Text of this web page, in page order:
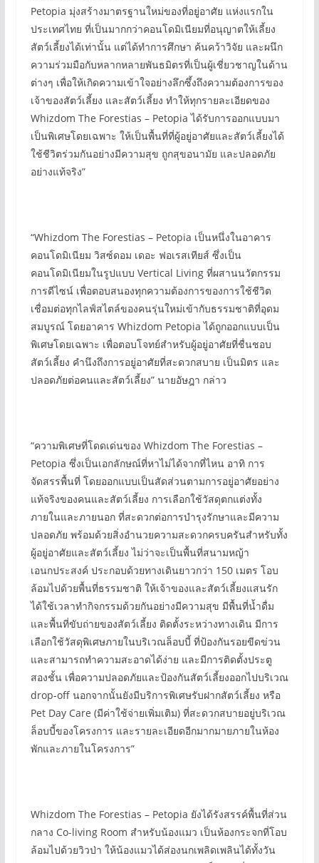
Petopia มุ่งสร้างมาตรฐานใหม่ของที่อยู่อาศัย แห่งแรกใน
ประเทศไทย ที่เป็นมากกว่าคอนโดมิเนียมที่อนุญาตให้เลี้ยง
สัตว์เลี้ยงได้เท่านั้น แต่ได้ทำการศึกษา ค้นคว้าวิจัย และผนึก
ความร่วมมือกับหลากหลายพันธมิตรที่เป็นผู้เชี่ยวชาญในด้าน
ต่างๆ เพื่อให้เกิดความเข้าใจอย่างลึกซึ้งถึงความต้องการของ
เจ้าของสัตว์เลี้ยง และสัตว์เลี้ยง ทำให้ทุกรายละเอียดของ
Whizdom The Forestias – Petopia ได้รับการออกแบบมา
เป็นพิเศษโดยเฉพาะ ให้เป็นพื้นที่ที่ผู้อยู่อาศัยและสัตว์เลี้ยงได้
ใช้ชีวิตร่วมกันอย่างมีความสุข ถูกสุขอนามัย และปลอดภัย
อย่างแท้จริง”
“Whizdom The Forestias – Petopia เป็นหนึ่งในอาคาร
คอนโดมิเนียม วิสซ์ดอม เดอะ ฟอเรสเทียส์ ซึ่งเป็น
คอนโดมิเนียมในรูปแบบ Vertical Living ที่ผสานนวัตกรรม
การดีไซน์ เพื่อตอบสนองทุกความต้องการของการใช้ชีวิต
เชื่อมต่อทุกไลฟ์สไตล์ของคนรุ่นใหม่เข้ากับธรรมชาติที่อุดม
สมบูรณ์ โดยอาคาร Whizdom Petopia ได้ถูกออกแบบเป็น
พิเศษโดยเฉพาะ เพื่อตอบโจทย์สำหรับผู้อยู่อาศัยที่ชื่นชอบ
สัตว์เลี้ยง คำนึงถึงการอยู่อาศัยที่สะดวกสบาย เป็นมิตร และ
ปลอดภัยต่อคนและสัตว์เลี้ยง” นายอัษฎา กล่าว
“ความพิเศษที่โดดเด่นของ Whizdom The Forestias –
Petopia ซึ่งเป็นเอกลักษณ์ที่หาไม่ได้จากที่ไหน อาทิ การ
จัดสรรพื้นที่ โดยออกแบบเป็นสัดส่วนตามการอยู่อาศัยอย่าง
แท้จริงของคนและสัตว์เลี้ยง การเลือกใช้วัสดุตกแต่งทั้ง
ภายในและภายนอก ที่สะดวกต่อการบำรุงรักษาและมีความ
ปลอดภัย พร้อมด้วยสิ่งอำนวยความสะดวกครบครันสำหรับทั้ง
ผู้อยู่อาศัยและสัตว์เลี้ยง ไม่ว่าจะเป็นพื้นที่สนามหญ้า
เอนกประสงค์ ประกอบด้วยทางเดินยาวกว่า 150 เมตร โอบ
ล้อมไปด้วยพื้นที่ธรรมชาติ ให้เจ้าของและสัตว์เลี้ยงแสนรัก
ได้ใช้เวลาทำกิจกรรมด้วยกันอย่างมีความสุข มีพื้นที่น้ำดื่ม
และพื้นที่ขับถ่ายของสัตว์เลี้ยง ติดตั้งระหว่างทางเดิน มีการ
เลือกใช้วัสดุพิเศษภายในบริเวณล็อบบี้ ที่ป้องกันรอยขีดข่วน
และสามารถทำความสะอาดได้ง่าย และมีการติดตั้งประตู
สองชั้น เพื่อความปลอดภัยและป้องกันสัตว์เลี้ยงออกไปบริเวณ
drop-off นอกจากนั้นยังมีบริการพิเศษรับฝากสัตว์เลี้ยง หรือ
Pet Day Care (มีค่าใช้จ่ายเพิ่มเติม) ที่สะดวกสบายอยู่บริเวณ
ล็อบบี้ของโครงการ และรายละเอียดอีกมากมายภายในห้อง
พักและภายในโครงการ”
Whizdom The Forestias – Petopia ยังได้รังสรรค์พื้นที่ส่วน
กลาง Co-living Room สำหรับน้องแมว เป็นห้องกระจกที่โอบ
ล้อมไปด้วยวิวป่า ให้น้องแมวได้ส่องนกเพลิดเพลินได้ทั้งวัน